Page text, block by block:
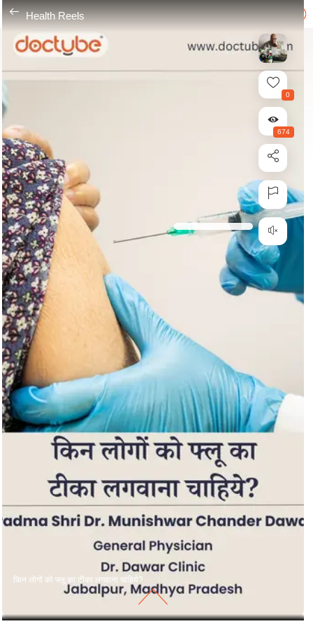
---
Health Reels
किन लोगों को फ्लू का टीका लगवाना चाहिये?
0
674